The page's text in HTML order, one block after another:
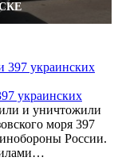
украинских
и уничтожили
моря 397
России.